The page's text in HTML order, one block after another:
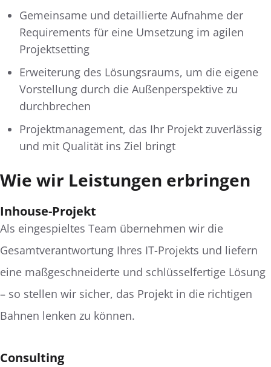
Gemeinsame und detaillierte Aufnahme der
Requirements für eine Umsetzung im agilen
Projektsetting
Erweiterung des Lösungsraums, um die eigene
Vorstellung durch die Außenperspektive zu
durchbrechen
Projektmanagement, das Ihr Projekt zuverlässig
und mit Qualität ins Ziel bringt
Wie wir Leistungen erbringen
Inhouse-Projekt
Als eingespieltes Team übernehmen wir die
Gesamtverantwortung Ihres IT-Projekts und liefern
eine maßgeschneiderte und schlüsselfertige Lösung
– so stellen wir sicher, das Projekt in die richtigen
Bahnen lenken zu können.
Consulting